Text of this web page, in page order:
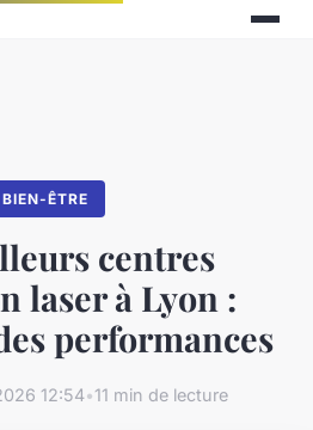
BIEN-ÊTRE
centres
laser à Lyon :
performances
12:54•11 min de lecture